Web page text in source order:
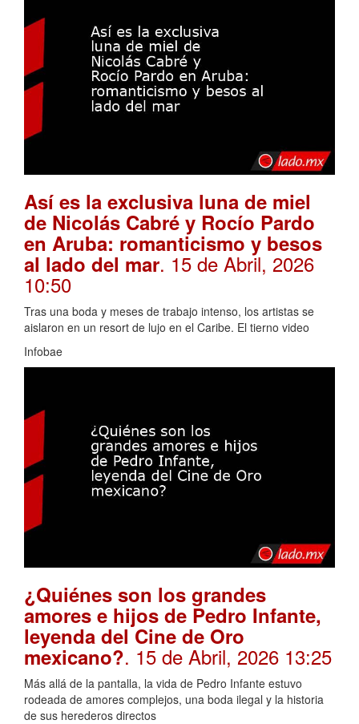
Así es la exclusiva luna de miel
de Nicolás Cabré y Rocío Pardo
en Aruba: romanticismo y besos
al lado del mar. 15 de Abril, 2026
10:50
Tras una boda y meses de trabajo intenso, los artistas se
aislaron en un resort de lujo en el Caribe. El tierno video
Infobae
¿Quiénes son los grandes
amores e hijos de Pedro Infante,
leyenda del Cine de Oro
mexicano?. 15 de Abril, 2026 13:25
Más allá de la pantalla, la vida de Pedro Infante estuvo
rodeada de amores complejos, una boda ilegal y la historia
de sus herederos directos